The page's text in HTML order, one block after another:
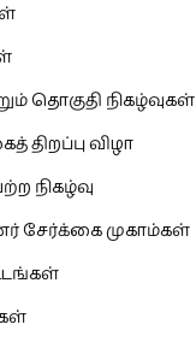
தொகுதி நிகழ்வுகள்
திறப்பு விழா
நிகழ்வு
சேர்க்கை முகாம்கள்